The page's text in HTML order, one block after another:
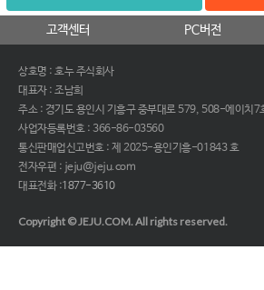
고객센터 PC버전
상호명 : 호누 주식회사
대표자 : 조남희
주소 : 경기도 용인시 기흥구 중부대로 579, 508-에이치7
사업자등록번호 : 366-86-03560
통신판매업신고번호 : 제 2025-용인기흥-01843 호
전자우편 : jeju@jeju.com
대표전화 :1877-3610
Copyright © JEJU.COM. All rights reserved.